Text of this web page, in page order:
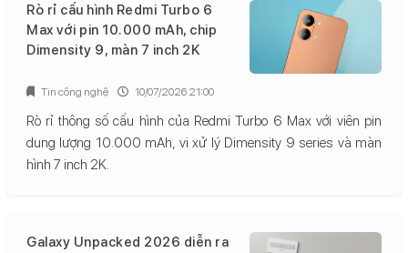
Rò rỉ cấu hình Redmi Turbo 6
Max với pin 10.000 mAh, chip
Dimensity 9, màn 7 inch 2K
Rò rỉ thông số cấu hình của Redmi Turbo 6 Max với viên pin
dung lượng 10.000 mAh, vi xử lý Dimensity 9 series và màn
hình 7 inch 2K.
Tin công nghệ 10/07/2026 21:00
Galaxy Unpacked 2026 diễn ra